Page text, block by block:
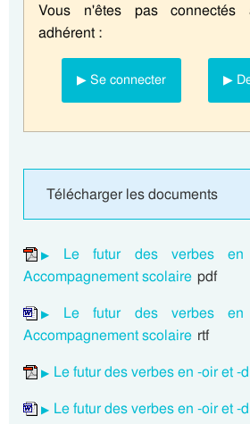
Vous n'êtes pas connectés
adhérent :
▶ Se connecter ▶
Télécharger les documents
Le futur des verbes
Accompagnement scolaire pdf
Le futur des verbes
Accompagnement scolaire rtf
Le futur des verbes en -oir et -
Le futur des verbes en -oir et -